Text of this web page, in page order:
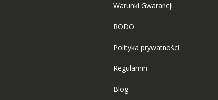
Warunki Gwarancji
RODO
Polityka prywatności
Regulamin
Blog